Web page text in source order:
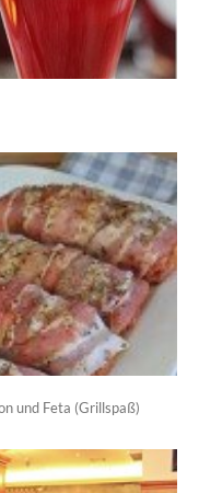
und Feta (Grillspaß)